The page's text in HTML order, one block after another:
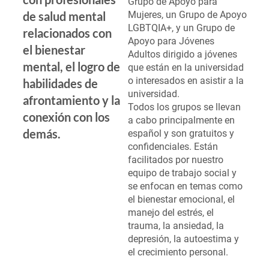
de salud mental
relacionados con
el bienestar
mental, el logro de
habilidades de
afrontamiento y la
conexión con los
demás.
Mujeres, un Grupo de Apoyo
LGBTQIA+, y un Grupo de
Apoyo para Jóvenes
Adultos dirigido a jóvenes
que están en la universidad
o interesados en asistir a la
universidad.
Todos los grupos se llevan
a cabo principalmente en
español y son gratuitos y
confidenciales. Están
facilitados por nuestro
equipo de trabajo social y
se enfocan en temas como
el bienestar emocional, el
manejo del estrés, el
trauma, la ansiedad, la
depresión, la autoestima y
el crecimiento personal.